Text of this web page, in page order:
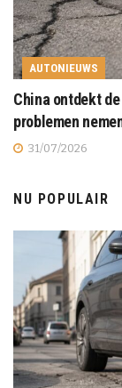
AUTONIEUWS
China ontdekt
problemen
31/07/2026
NU POPULAIR